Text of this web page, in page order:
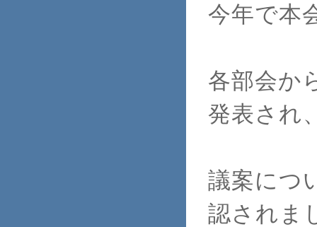
今年で本
各部会か
発表され
議案につ
認されま